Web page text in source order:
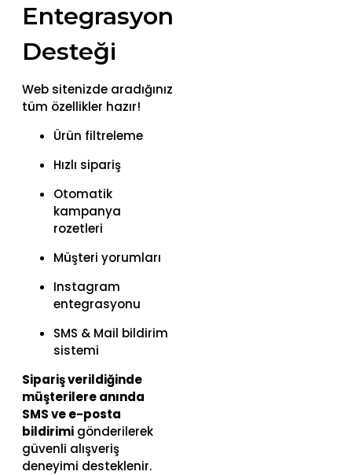
Entegrasyon
Desteği
Web sitenizde aradığınız
tüm özellikler hazır!
Ürün filtreleme
Hızlı sipariş
Otomatik
kampanya
rozetleri
Müşteri yorumları
Instagram
entegrasyonu
SMS & Mail bildirim
sistemi
Sipariş verildiğinde
müşterilere anında
SMS ve e-posta
bildirimi gönderilerek
güvenli alışveriş
deneyimi desteklenir.